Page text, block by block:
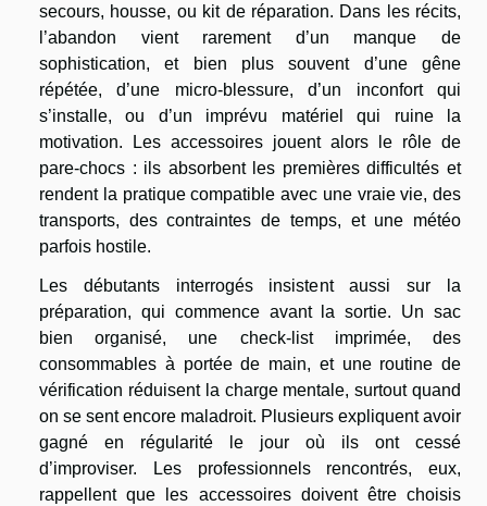
secours, housse, ou kit de réparation. Dans les récits,
l’abandon vient rarement d’un manque de
sophistication, et bien plus souvent d’une gêne
répétée, d’une micro-blessure, d’un inconfort qui
s’installe, ou d’un imprévu matériel qui ruine la
motivation. Les accessoires jouent alors le rôle de
pare-chocs : ils absorbent les premières difficultés et
rendent la pratique compatible avec une vraie vie, des
transports, des contraintes de temps, et une météo
parfois hostile.
Les débutants interrogés insistent aussi sur la
préparation, qui commence avant la sortie. Un sac
bien organisé, une check-list imprimée, des
consommables à portée de main, et une routine de
vérification réduisent la charge mentale, surtout quand
on se sent encore maladroit. Plusieurs expliquent avoir
gagné en régularité le jour où ils ont cessé
d’improviser. Les professionnels rencontrés, eux,
rappellent que les accessoires doivent être choisis